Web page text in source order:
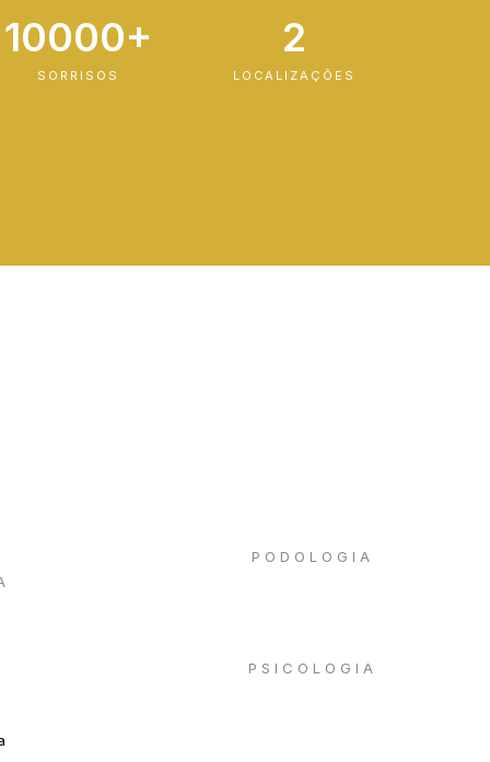
10000+
SORRISOS
2
LOCALIZAÇÕES
PODOLOGIA
PSICOLOGIA